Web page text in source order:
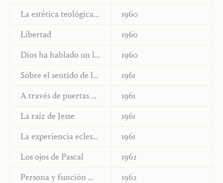
La estética teológica de Hamann
1960
Libertad
1960
Dios ha hablado un lenguaje humano
1960
Sobre el sentido de la historia en la Biblia
1961
A través de puertas cerradas
1961
La raíz de Jesse
1961
La experiencia eclesial de este tiempo
1961
Los ojos de Pascal
1962
Persona y función ministerial
1962